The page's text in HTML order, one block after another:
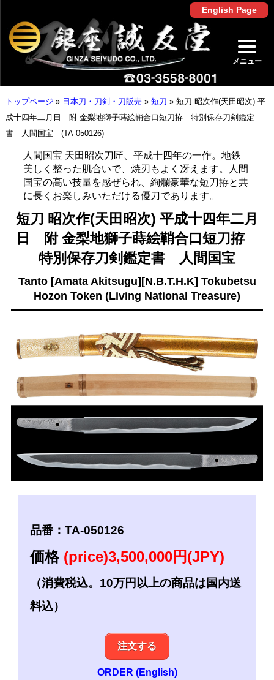
English Page
メニュー
トップページ » 日本刀・刀剣・刀販売 » 短刀 » 短刀 昭次作(天田昭次) 平
成十四年二月日 附 金梨地獅子蒔絵鞘合口短刀拵 特別保存刀剣鑑定
書 人間国宝 (TA-050126)
人間国宝 天田昭次刀匠、平成十四年の一作。地鉄
美しく整った肌合いで、焼刃もよく冴えます。人間
国宝の高い技量を感ぜられ、絢爛豪華な短刀拵と共
に長くお楽しみいただける優刀であります。
短刀 昭次作(天田昭次) 平成十四年二月
日 附 金梨地獅子蒔絵鞘合口短刀拵
特別保存刀剣鑑定書 人間国宝
Tanto [Amata Akitsugu][N.B.T.H.K] Tokubetsu
Hozon Token (Living National Treasure)
品番：TA-050126
価格 (price)3,500,000円(JPY)
（消費税込。10万円以上の商品は国内送
料込）
注文する
ORDER (English)